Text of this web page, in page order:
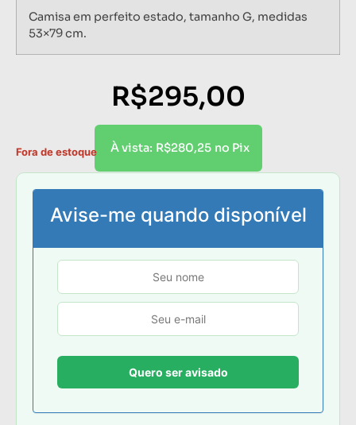
Camisa em perfeito estado, tamanho G, medidas
53×79 cm.
R$295,00
À vista: R$280,25 no Pix
Fora de estoque
Avise-me quando disponível